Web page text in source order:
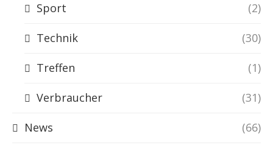
Sport (2)
Technik (30)
Treffen (1)
Verbraucher (31)
News (66)